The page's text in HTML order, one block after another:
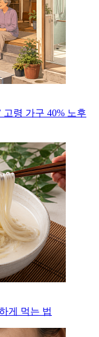
령 가구 40% 노후
게 먹는 법